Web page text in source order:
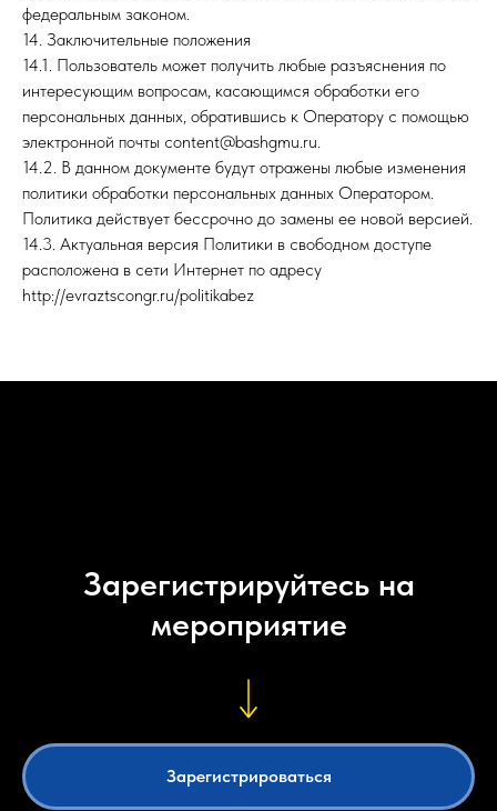
федеральным законом.
14. Заключительные положения
14.1. Пользователь может получить любые разъяснения по
интересующим вопросам, касающимся обработки его
персональных данных, обратившись к Оператору с помощью
электронной почты content@bashgmu.ru.
14.2. В данном документе будут отражены любые изменения
политики обработки персональных данных Оператором.
Политика действует бессрочно до замены ее новой версией.
14.3. Актуальная версия Политики в свободном доступе
расположена в сети Интернет по адресу
http://evraztscongr.ru/politikabez
Зарегистрируйтесь на
мероприятие
Зарегистрироваться